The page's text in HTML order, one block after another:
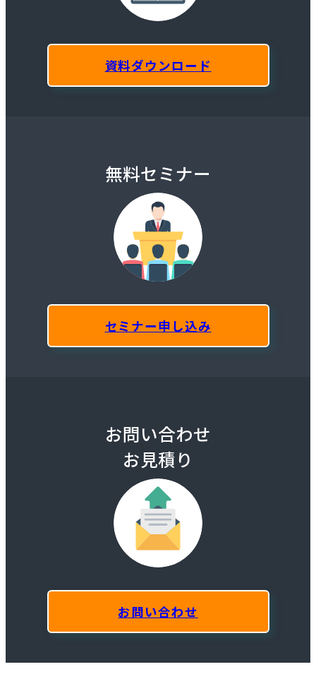
資料ダウンロード
無料セミナー
セミナー申し込み
お問い合わせ
お見積り
お問い合わせ